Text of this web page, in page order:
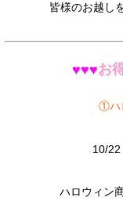
皆様のお越し
♥♥♥お
①ハ
10/
ハロウィン